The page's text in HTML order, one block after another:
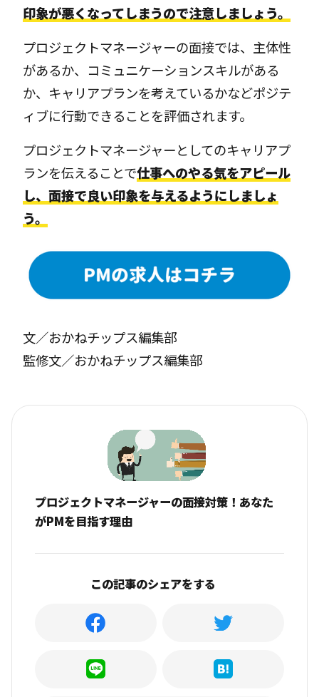
印象が悪くなってしまうので注意しましょう。
プロジェクトマネージャーの面接では、主体性
があるか、コミュニケーションスキルがある
か、キャリアプランを考えているかなどポジテ
ィブに行動できることを評価されます。
プロジェクトマネージャーとしてのキャリアプ
ランを伝えることで仕事へのやる気をアピール
し、面接で良い印象を与えるようにしましょ
う。
文／おかねチップス編集部
監修文／おかねチップス編集部
プロジェクトマネージャーの面接対策！あなた
がPMを目指す理由
この記事のシェアをする